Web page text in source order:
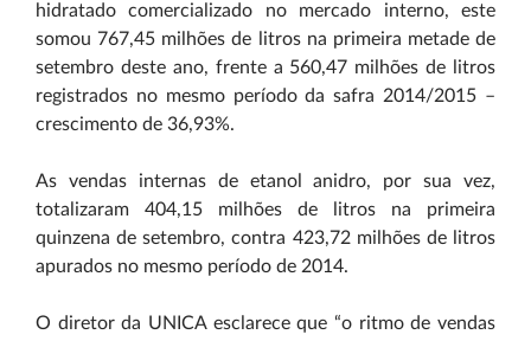
hidratado comercializado no mercado interno, este
somou 767,45 milhões de litros na primeira metade de
setembro deste ano, frente a 560,47 milhões de litros
registrados no mesmo período da safra 2014/2015 –
crescimento de 36,93%.
As vendas internas de etanol anidro, por sua vez,
totalizaram 404,15 milhões de litros na primeira
quinzena de setembro, contra 423,72 milhões de litros
apurados no mesmo período de 2014.
O diretor da UNICA esclarece que “o ritmo de vendas